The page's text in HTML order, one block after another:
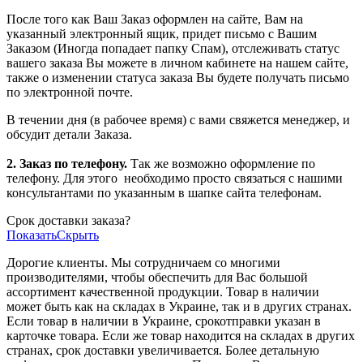
После того как Ваш Заказ оформлен на сайте, Вам на
указанный электронный ящик, придет письмо с Вашим
Заказом (Иногда попадает папку Спам), отслеживать статус
вашего заказа Вы можете в личном кабинете на нашем сайте,
также о изменении статуса заказа Вы будете получать письмо
по электронной почте.
В течении дня (в рабочее время) с вами свяжется менеджер, и
обсудит детали Заказа.
2. Заказ по телефону. Так же возможно оформление по
телефону. Для этого необходимо просто связаться с нашими
консультантами по указанным в шапке сайта телефонам.
Срок доставки заказа?
ПоказатьСкрыть
Дорогие клиенты. Мы сотрудничаем со многими
производителями, чтобы обеспечить для Вас большой
ассортимент качественной продукции. Товар в наличии
может быть как на складах в Украине, так и в других странах.
Если товар в наличии в Украине, срокотправки указан в
карточке товара. Если же товар находится на складах в других
странах, срок доставки увеличивается. Более детальную